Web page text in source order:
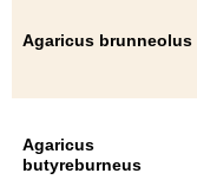
Agaricus brunneolus
Agaricus
butyreburneus